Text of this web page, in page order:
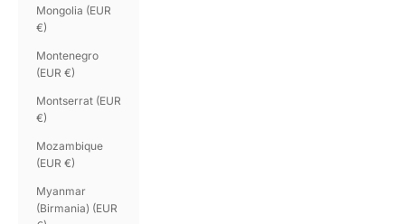
Mongolia (EUR
€)
Montenegro
(EUR €)
Montserrat (EUR
€)
Mozambique
(EUR €)
Myanmar
(Birmania) (EUR